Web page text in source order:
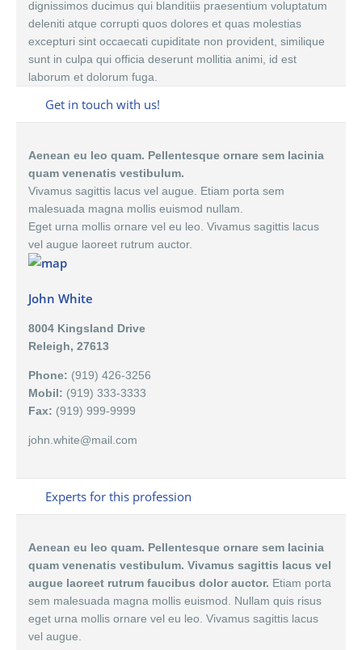
dignissimos ducimus qui blanditiis praesentium voluptatum
deleniti atque corrupti quos dolores et quas molestias
excepturi sint occaecati cupiditate non provident, similique
sunt in culpa qui officia deserunt mollitia animi, id est
laborum et dolorum fuga.
Get in touch with us!
Aenean eu leo quam. Pellentesque ornare sem lacinia
quam venenatis vestibulum.
Vivamus sagittis lacus vel augue. Etiam porta sem
malesuada magna mollis euismod nullam.
Eget urna mollis ornare vel eu leo. Vivamus sagittis lacus
vel augue laoreet rutrum auctor.
John White
8004 Kingsland Drive
Releigh, 27613
Phone: (919) 426-3256
Mobil: (919) 333-3333
Fax: (919) 999-9999
john.white@mail.com
Experts for this profession
Aenean eu leo quam. Pellentesque ornare sem lacinia
quam venenatis vestibulum. Vivamus sagittis lacus vel
augue laoreet rutrum faucibus dolor auctor. Etiam porta
sem malesuada magna mollis euismod. Nullam quis risus
eget urna mollis ornare vel eu leo. Vivamus sagittis lacus
vel augue.